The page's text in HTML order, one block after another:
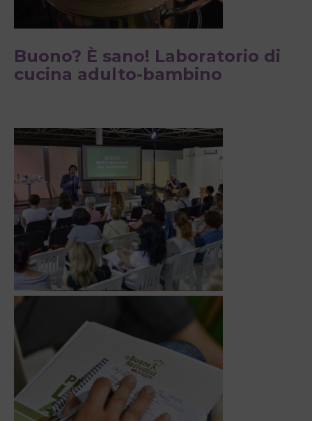
Buono? È sano! Laboratorio di
cucina adulto-bambino